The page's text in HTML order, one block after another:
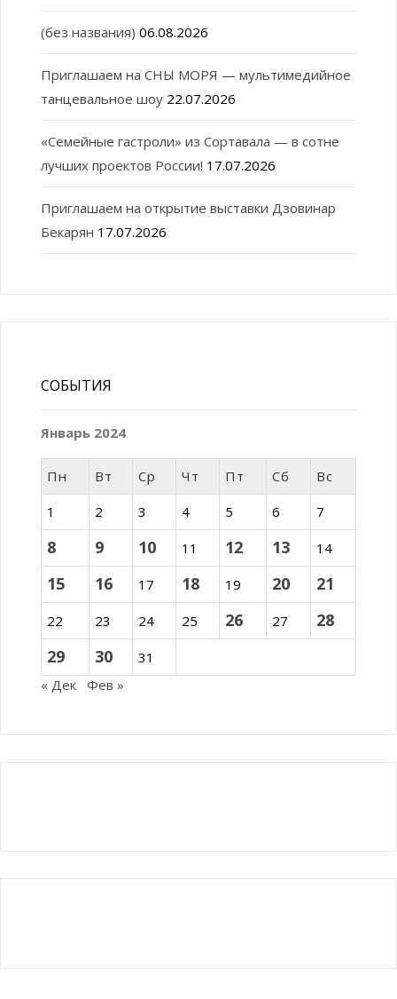
(без названия) 06.08.2026
Приглашаем на СНЫ МОРЯ — мультимедийное
танцевальное шоу 22.07.2026
«Семейные гастроли» из Сортавала — в сотне
лучших проектов России! 17.07.2026
Приглашаем на открытие выставки Дзовинар
Бекарян 17.07.2026
СОБЫТИЯ
Январь 2024
Пн Вт Ср Чт Пт Сб
Вс
1
2 3 4 5 6 7
8 9 10 11 12 13 14
15 16 17 18 19 20 21
22 23 24 25 26 27
28
29
30
31
« Дек
Фев »